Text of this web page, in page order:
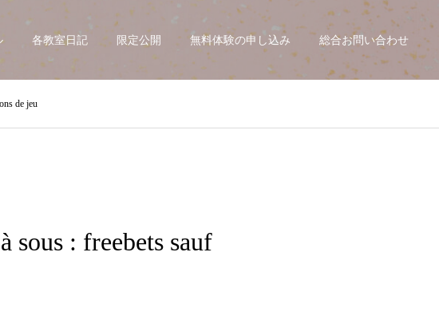
各教室日記 限定公開 無料体験の申し込み 総合お問い合わせ
de jeu
sous : freebets sauf